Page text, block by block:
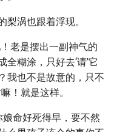
涡也跟着浮现。
老是摆出一副神气的
糊涂，只好去‘请’它
我也不是故意的，只不
！就是这样。
命好死得早，要不然